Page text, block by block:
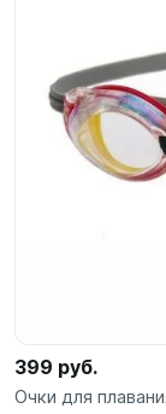
Карты
Бренды
399 руб.
Очки для